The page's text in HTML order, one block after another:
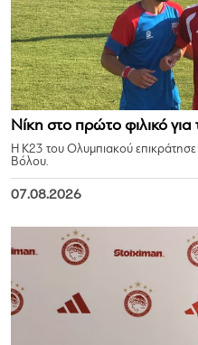
Νίκη στο πρώτο φιλικό
Η Κ23 του Ολυμπιακού
Βόλου.
07.08.2026